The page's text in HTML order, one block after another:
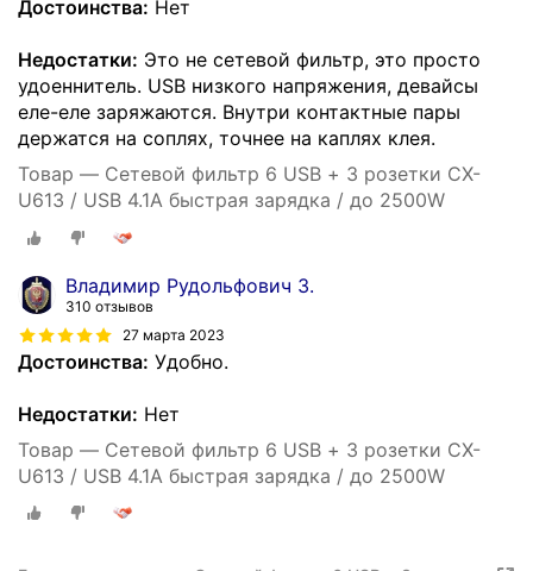
Достоинства: Нет
Недостатки: Это не сетевой фильтр, это просто
удоеннитель. USB низкого напряжения, девайсы
еле-еле заряжаются. Внутри контактные пары
держатся на соплях, точнее на каплях клея.
Товар — Сетевой фильтр 6 USB + 3 розетки CX-
U613 / USB 4.1A быстрая зарядка / до 2500W
Владимир Рудольфович З.
310 отзывов
27 марта 2023
Достоинства: Удобно.
Недостатки: Нет
Товар — Сетевой фильтр 6 USB + 3 розетки CX-
U613 / USB 4.1A быстрая зарядка / до 2500W